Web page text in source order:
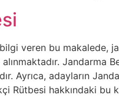
veren bu makalede,
Jandarma
Ayrıca, adayların
Rütbesi hakkındaki